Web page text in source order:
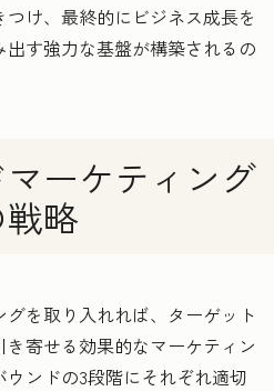
け、最終的にビジネス成長を
す強力な基盤が構築されるの
ーケティング
戦略
を取り入れれば、ターゲット
寄せる効果的なマーケティン
ンドの3段階にそれぞれ適切